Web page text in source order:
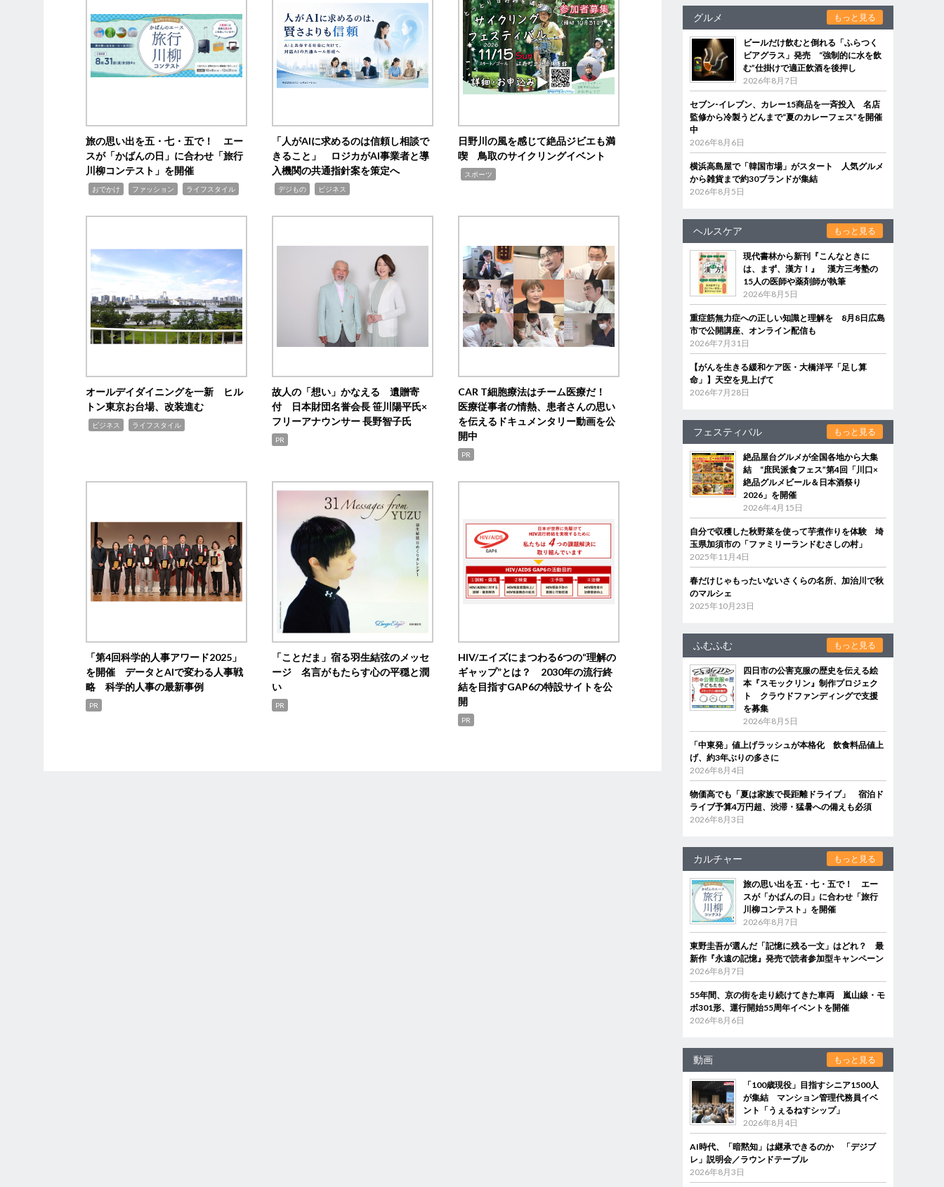
旅の思い出を五・七・五で！ エー
スが「かばんの日」に合わせ「旅行
川柳コンテスト」を開催
おでかけ ファッション ライフスタイル
「人がAIに求めるのは信頼し相談で
きること」 ロジカがAI事業者と導
入機関の共通指針案を策定へ
デジもの ビジネス
日野川の風を感じて絶品ジビエも満
喫 鳥取のサイクリングイベント
スポーツ
オールデイダイニングを一新 ヒル
トン東京お台場、改装進む
ビジネス ライフスタイル
故人の「想い」かなえる 遺贈寄
付 日本財団名誉会長 笹川陽平氏×
フリーアナウンサー 長野智子氏
PR
CAR T細胞療法はチーム医療だ！
医療従事者の情熱、患者さんの思い
を伝えるドキュメンタリー動画を公
開中
PR
「第4回科学的人事アワード2025」
を開催 データとAIで変わる人事戦
略 科学的人事の最新事例
PR
「ことだま」宿る羽生結弦のメッセ
ージ 名言がもたらす心の平穏と潤
い
PR
HIV/エイズにまつわる6つの“理解の
ギャップ”とは？ 2030年の流行終
結を目指すGAP6の特設サイトを公
開
PR
グルメ もっと見る
ビールだけ飲むと倒れる「ふらつく
ビアグラス」発売 “強制的に水を飲
む”仕掛けで適正飲酒を後押し
2026年8月7日
セブン‐イレブン、カレー15商品を一斉投入 名店
監修から冷製うどんまで“夏のカレーフェス”を開催
中
2026年8月6日
横浜高島屋で「韓国市場」がスタート 人気グルメ
から雑貨まで約30ブランドが集結
2026年8月5日
ヘルスケア もっと見る
現代書林から新刊『こんなときに
は、まず、漢方！』 漢方三考塾の
15人の医師や薬剤師が執筆
2026年8月5日
重症筋無力症への正しい知識と理解を 8月8日広島
市で公開講座、オンライン配信も
2026年7月31日
【がんを生きる緩和ケア医・大橋洋平「足し算
命」】天空を見上げて
2026年7月28日
フェスティバル もっと見る
絶品屋台グルメが全国各地から大集
結 “庶民派食フェス”第4回「川口×
絶品グルメビール＆日本酒祭り
2026」を開催
2026年4月15日
自分で収穫した秋野菜を使って芋煮作りを体験 埼
玉県加須市の「ファミリーランドむさしの村」
2025年11月4日
春だけじゃもったいないさくらの名所、加治川で秋
のマルシェ
2025年10月23日
ふむふむ もっと見る
四日市の公害克服の歴史を伝える絵
本『スモックリン』制作プロジェク
ト クラウドファンディングで支援
を募集
2026年8月5日
「中東発」値上げラッシュが本格化 飲食料品値上
げ、約3年ぶりの多さに
2026年8月4日
物価高でも「夏は家族で長距離ドライブ」 宿泊ド
ライブ予算4万円超、渋滞・猛暑への備えも必須
2026年8月3日
カルチャー もっと見る
旅の思い出を五・七・五で！ エー
スが「かばんの日」に合わせ「旅行
川柳コンテスト」を開催
2026年8月7日
東野圭吾が選んだ「記憶に残る一文」はどれ？ 最
新作『永遠の記憶』発売で読者参加型キャンペーン
2026年8月7日
55年間、京の街を走り続けてきた車両 嵐山線・モ
ボ301形、運行開始55周年イベントを開催
2026年8月6日
動画 もっと見る
「100歳現役」目指すシニア1500人
が集結 マンション管理代務員イベ
ント「うぇるねすシップ」
2026年8月4日
AI時代、「暗黙知」は継承できるのか 「デジブ
レ」説明会／ラウンドテーブル
2026年8月3日